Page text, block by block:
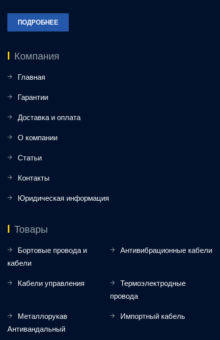
ПОДРОБНЕЕ
Компания
Главная
Гарантии
Доставка и оплата
О компании
Статьи
Контакты
Юридическая информация
Товары
Бортовые провода и
кабели
Антивибрационные кабели
Кабели управления
Термоэлектродные
провода
Металлорукав
Антивандальный
Импортный кабель